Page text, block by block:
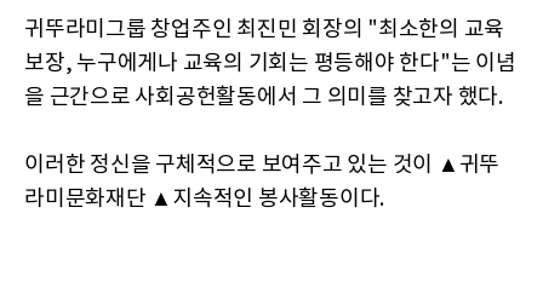
귀뚜라미그룹 창업주인 최진민 회장의 "최소한의 교육
보장, 누구에게나 교육의 기회는 평등해야 한다"는 이념
을 근간으로 사회공헌활동에서 그 의미를 찾고자 했다.
이러한 정신을 구체적으로 보여주고 있는 것이 ▲귀뚜
라미문화재단 ▲지속적인 봉사활동이다.